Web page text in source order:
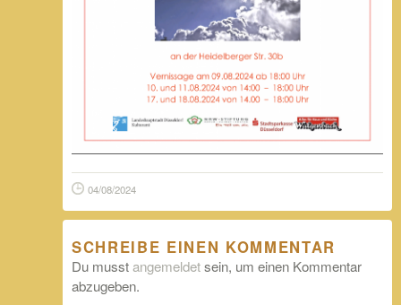
04/08/2024
SCHREIBE EINEN KOMMENTAR
Du musstangemeldetsein, um einen Kommentar
abzugeben.